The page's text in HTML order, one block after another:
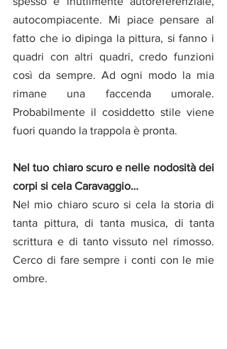
autocompiacente. Mi piace pensare al
fatto che io dipinga la pittura, si fanno i
quadri con altri quadri, credo funzioni
così da sempre. Ad ogni modo la mia
rimane una faccenda umorale.
Probabilmente il cosiddetto stile viene
fuori quando la trappola è pronta.
Nel tuo chiaro scuro e nelle nodosità dei
corpi si cela Caravaggio…
Nel mio chiaro scuro si cela la storia di
tanta pittura, di tanta musica, di tanta
scrittura e di tanto vissuto nel rimosso.
Cerco di fare sempre i conti con le mie
ombre.